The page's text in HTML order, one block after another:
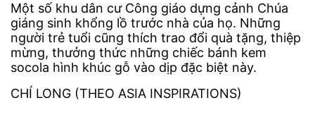
Một số khu dân cư Công giáo dựng cảnh Chúa
giáng sinh khổng lồ trước nhà của họ. Những
người trẻ tuổi cũng thích trao đổi quà tặng, thiệp
mừng, thưởng thức những chiếc bánh kem
socola hình khúc gỗ vào dịp đặc biệt này.
CHÍ LONG (THEO ASIA INSPIRATIONS)